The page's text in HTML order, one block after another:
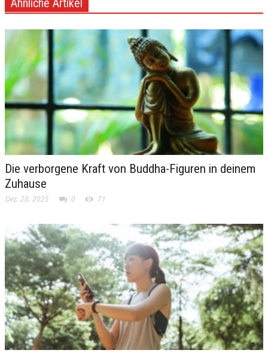
Die verborgene Kraft von Buddha-Figuren in deinem
Zuhause
Dez. 28, 2025 0 71